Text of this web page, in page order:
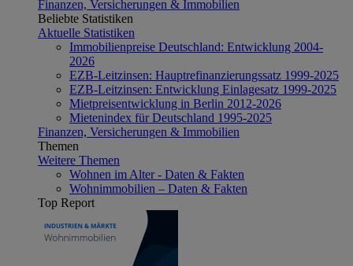
Finanzen, Versicherungen & Immobilien
Beliebte Statistiken
Aktuelle Statistiken
Immobilienpreise Deutschland: Entwicklung 2004-
2026
EZB-Leitzinsen: Hauptrefinanzierungssatz 1999-2025
EZB-Leitzinsen: Entwicklung Einlagesatz 1999-2025
Mietpreisentwicklung in Berlin 2012-2026
Mietenindex für Deutschland 1995-2025
Finanzen, Versicherungen & Immobilien
Themen
Weitere Themen
Wohnen im Alter - Daten & Fakten
Wohnimmobilien – Daten & Fakten
Top Report